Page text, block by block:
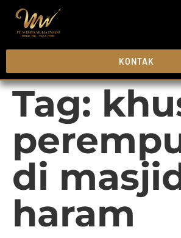
KONTAK
Tag:
di
haram